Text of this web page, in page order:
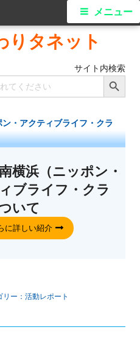
りタネット
サイト内検索
Search Button
メニュー
・アクティブライフ・クラ
横浜（ニッポン・
ブライフ・クラ
いて
に詳しい紹介
活動レポート